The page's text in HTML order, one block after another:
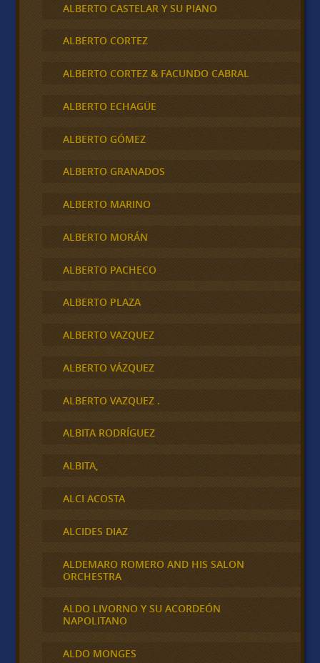
ALBERTO CASTELAR Y SU PIANO
ALBERTO CORTEZ
ALBERTO CORTEZ & FACUNDO CABRAL
ALBERTO ECHAGÜE
ALBERTO GÓMEZ
ALBERTO GRANADOS
ALBERTO MARINO
ALBERTO MORÁN
ALBERTO PACHECO
ALBERTO PLAZA
ALBERTO VAZQUEZ
ALBERTO VÁZQUEZ
ALBERTO VAZQUEZ .
ALBITA RODRÍGUEZ
ALBITA,
ALCI ACOSTA
ALCIDES DIAZ
ALDEMARO ROMERO AND HIS SALON
ORCHESTRA
ALDO LIVORNO Y SU ACORDEÓN
NAPOLITANO
ALDO MONGES